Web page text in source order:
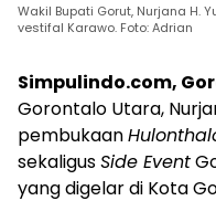
Wakil Bupati Gorut, Nurjana H.
vestifal Karawo. Foto: Adrian
Simpulindo.com,
Gorontalo Utara,
pembukaan
sekaligusSide Event
yang digelar di Kota